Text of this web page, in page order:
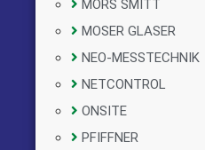
MORS SMITT
MOSER GLASER
NEO-MESSTECHNIK
NETCONTROL
ONSITE
PFIFFNER